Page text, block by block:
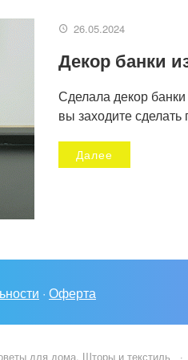
26.05.2024
Декор банки
Сделала декор
вы заходите
Далее
· Оферта
для дома, Шторы и текстиль ·